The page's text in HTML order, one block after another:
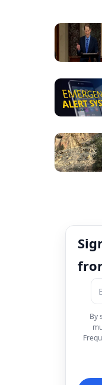
By